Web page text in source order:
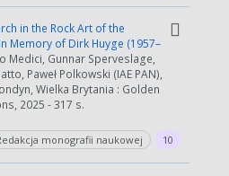
in the Rock Art of the
Memory of Dirk Huyge (1957–
Medici, Gunnar Sperveslage,
Paweł Polkowski (IAE PAN),
Wielka Brytania : Golden
2025 - 317 s.
monografii naukowej 10